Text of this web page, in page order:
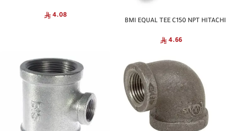
BMI EQUAL TEE C150 NPT HITACHI
4.66
4.08